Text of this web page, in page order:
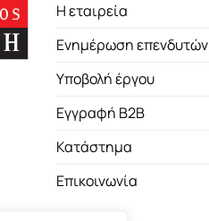
Η εταιρεία
Ενημέρωση επενδυτών
Υποβολή έργου
Εγγραφή B2B
Κατάστημα
Επικοινωνία